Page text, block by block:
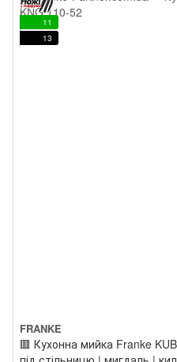
11
13
FRANKE
🟥 Кухонна мийка Franke